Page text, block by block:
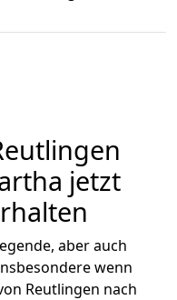
jetzt
aber auch
wenn
Reutlingen nach